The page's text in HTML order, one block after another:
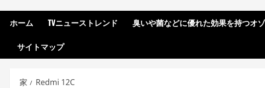
ホーム TVニューストレンド 臭いや菌などに優れた効果を持つオ
サイトマップ
家 Redmi 12C